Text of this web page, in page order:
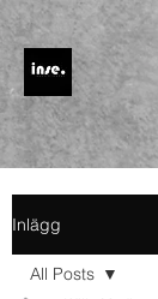
Inlägg
All Posts